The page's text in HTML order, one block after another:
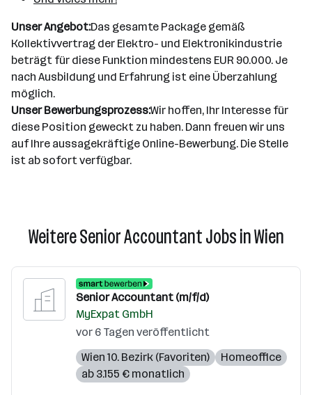
Unser Angebot:Das gesamte Package gemäß
Kollektivvertrag der Elektro- und Elektronikindustrie
beträgt für diese Funktion mindestens EUR 90.000. Je
nach Ausbildung und Erfahrung ist eine Überzahlung
möglich.
Unser Bewerbungsprozess:Wir hoffen, Ihr Interesse für
diese Position geweckt zu haben. Dann freuen wir uns
auf Ihre aussagekräftige Online-Bewerbung. Die Stelle
ist ab sofort verfügbar.
Weitere Senior Accountant Jobs in Wien
Senior Accountant (m/f/d)
MyExpat GmbH
vor 6 Tagen veröffentlicht
Wien 10. Bezirk (Favoriten)
Homeoffice
ab 3.155 € monatlich